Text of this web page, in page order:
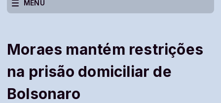
MENU
Moraes mantém restrições
na prisão domiciliar de
Bolsonaro